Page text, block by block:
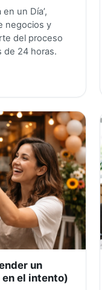
un Día’,
negocios y
del proceso
de 24 horas.
un
el intento)